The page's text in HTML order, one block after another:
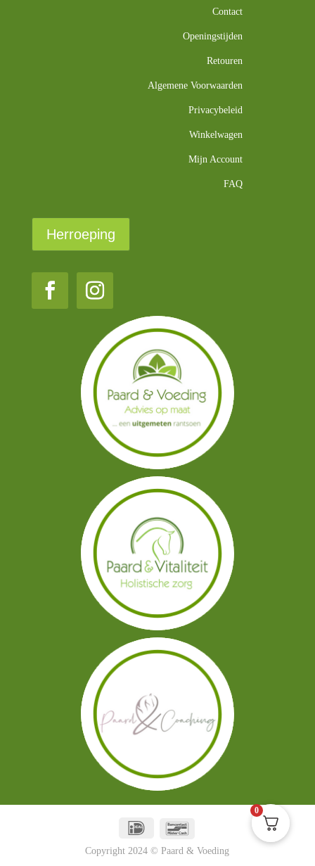
Contact
Openingstijden
Retouren
Algemene Voorwaarden
Privacybeleid
Winkelwagen
Mijn Account
FAQ
Herroeping
Copyright 2024 © Paard & Voeding
0